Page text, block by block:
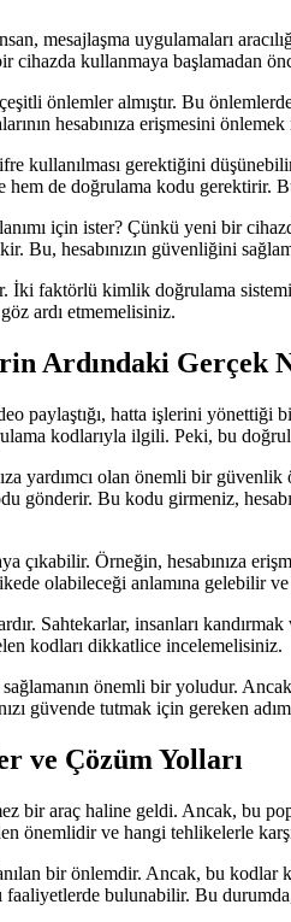
mesajlaşma uygulamaları
cihazda kullanmaya başlamadan
önlemler almıştır. Bu
hesabınıza erişmesini
kullanılması gerektiğini
de doğrulama kodu gerektirir.
için ister? Çünkü yeni bir
Bu, hesabınızın güvenliğini
İki faktörlü kimlik doğrulama
ardı etmemelisiniz.
Ardındaki Gerçek
paylaştığı, hatta işlerini
kodlarıyla ilgili. Peki, bu
yardımcı olan önemli bir
gönderir. Bu kodu girmeniz,
Örneğin, hesabınıza
olabileceği anlamına gelebilir
Sahtekarlar, insanları
kodları dikkatlice incelemelisiniz.
önemli bir yoludur.
güvende tutmak için gereken
ve Çözüm Yolları
bir araç haline geldi. Ancak,
önemlidir ve hangi tehlikelerle
bir önlemdir. Ancak, bu
faaliyetlerde bulunabilir. Bu